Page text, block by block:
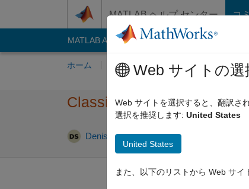
MATLAB ヘルプ センター コ
MATLAB Answers File Exchange
ホーム 質問する 回答 閲覧
Classifying matrices with
Denis Svechkarev 2021 7 月 29
Web サイトの選
Web サイトを選択すると、翻訳さ
選択を推奨します: United States
United States
また、以下のリストから Web サイ